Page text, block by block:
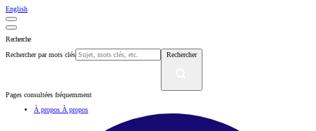
English
Recherche
Rechercher par mots clés Rechercher
Pages consultées fréquemment
À propos À propos